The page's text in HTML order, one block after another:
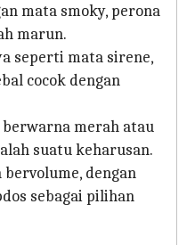
mata smoky, perona
marun.
seperti mata sirene,
cocok dengan
berwarna merah atau
suatu keharusan.
dengan
sebagai pilihan